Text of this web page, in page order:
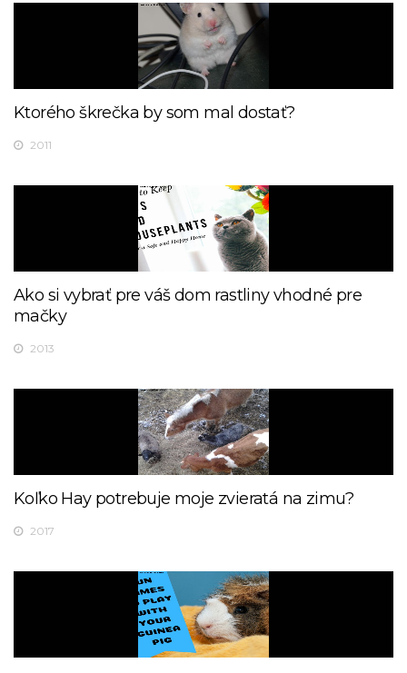
Ktorého škrečka by som mal dostať?
2011
Ako si vybrať pre váš dom rastliny vhodné pre
mačky
2013
Koľko Hay potrebuje moje zvieratá na zimu?
2017